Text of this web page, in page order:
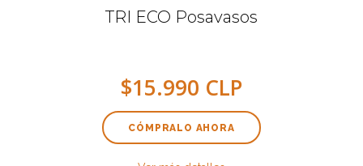
TRI ECO Posavasos
$15.990 CLP
CÓMPRALO AHORA